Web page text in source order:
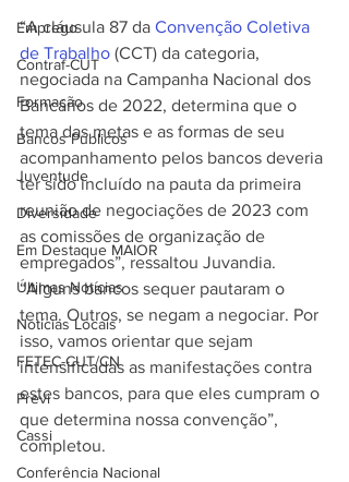
Emprego
Contraf-CUT
Formação
Bancos Públicos
Juventude
Diversidade
Em Destaque MAIOR
Últimas Notícias
Notícias Locais
FETEC-CUT/CN
Previ
Cassi
Conferência Nacional
“A cláusula 87 da Convenção Coletiva
de Trabalho (CCT) da categoria,
negociada na Campanha Nacional dos
Bancários de 2022, determina que o
tema das metas e as formas de seu
acompanhamento pelos bancos deveria
ter sido incluído na pauta da primeira
reunião de negociações de 2023 com
as comissões de organização de
empregados”, ressaltou Juvandia.
“Alguns bancos sequer pautaram o
tema. Outros, se negam a negociar. Por
isso, vamos orientar que sejam
intensificadas as manifestações contra
estes bancos, para que eles cumpram o
que determina nossa convenção”,
completou.